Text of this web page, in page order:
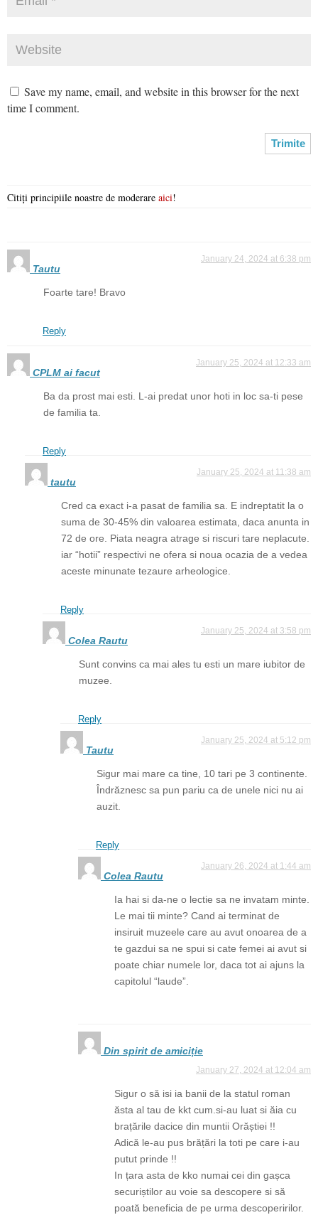
Save my name, email, and website in this browser for the next
time I comment.
Citiți principiile noastre de moderare aici!
Tautu
January 24, 2024 at 6:38 pm
Foarte tare! Bravo
Reply
CPLM ai facut
January 25, 2024 at 12:33 am
Ba da prost mai esti. L-ai predat unor hoti in loc sa-ti pese
de familia ta.
Reply
tautu
January 25, 2024 at 11:38 am
Cred ca exact i-a pasat de familia sa. E indreptatit la o
suma de 30-45% din valoarea estimata, daca anunta in
72 de ore. Piata neagra atrage si riscuri tare neplacute.
iar “hotii” respectivi ne ofera si noua ocazia de a vedea
aceste minunate tezaure arheologice.
Reply
Colea Rautu
January 25, 2024 at 3:58 pm
Sunt convins ca mai ales tu esti un mare iubitor de
muzee.
Reply
Tautu
January 25, 2024 at 5:12 pm
Sigur mai mare ca tine, 10 tari pe 3 continente.
Îndrăznesc sa pun pariu ca de unele nici nu ai
auzit.
Reply
Colea Rautu
January 26, 2024 at 1:44 am
Ia hai si da-ne o lectie sa ne invatam minte.
Le mai tii minte? Cand ai terminat de
insiruit muzeele care au avut onoarea de a
te gazdui sa ne spui si cate femei ai avut si
poate chiar numele lor, daca tot ai ajuns la
capitolul “laude”.
Din spirit de amiciție
January 27, 2024 at 12:04 am
Sigur o să isi ia banii de la statul roman
ăsta al tau de kkt cum.si-au luat si ăia cu
brațările dacice din muntii Orăștiei !!
Adică le-au pus brățări la toti pe care i-au
putut prinde !!
In țara asta de kko numai cei din gașca
securiștilor au voie sa descopere si să
poată beneficia de pe urma descoperirilor.